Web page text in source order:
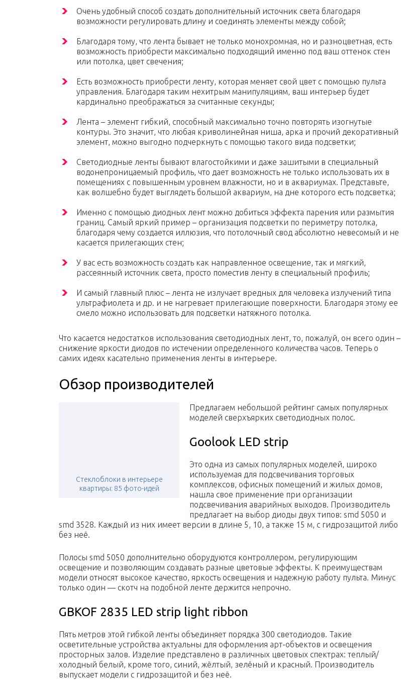
Очень удобный способ создать дополнительный источник света благодаря
возможности регулировать длину и соединять элементы между собой;
Благодаря тому, что лента бывает не только монохромная, но и разноцветная, есть
возможность приобрести максимально подходящий именно под ваш оттенок стен
или потолка, цвет свечения;
Есть возможность приобрести ленту, которая меняет свой цвет с помощью пульта
управления. Благодаря таким нехитрым манипуляциям, ваш интерьер будет
кардинально преображаться за считанные секунды;
Лента – элемент гибкий, способный максимально точно повторять изогнутые
контуры. Это значит, что любая криволинейная ниша, арка и прочий декоративный
элемент, можно выгодно подчеркнуть с помощью такого вида подсветки;
Светодиодные ленты бывают влагостойкими и даже зашитыми в специальный
водонепроницаемый профиль, что дает возможность не только использовать их в
помещениях с повышенным уровнем влажности, но и в аквариумах. Представьте,
как волшебно будет выглядеть большой аквариум, на дне которого есть подсветка;
Именно с помощью диодных лент можно добиться эффекта парения или размытия
границ. Самый яркий пример – организация подсветки по периметру потолка,
благодаря чему создается иллюзия, что потолочный свод абсолютно невесомый и не
касается прилегающих стен;
У вас есть возможность создать как направленное освещение, так и мягкий,
рассеянный источник света, просто поместив ленту в специальный профиль;
И самый главный плюс – лента не излучает вредных для человека излучений типа
ультрафиолета и др. и не нагревает прилегающие поверхности. Благодаря этому ее
смело можно использовать для подсветки натяжного потолка.
Что касается недостатков использования светодиодных лент, то, пожалуй, он всего один –
снижение яркости диодов по истечении определенного количества часов. Теперь о
самих идеях касательно применения ленты в интерьере.
Обзор производителей
Стеклоблоки в интерьере
квартиры: 85 фото-идей
Предлагаем небольшой рейтинг самых популярных
моделей сверхъярких светодиодных полос.
Goolook LED strip
Это одна из самых популярных моделей, широко
используемая для подсвечивания торговых
комплексов, офисных помещений и жилых домов,
нашла свое применение при организации
подсвечивания аварийных выходов. Производитель
предлагает на выбор диоды двух типов: smd 5050 и
smd 3528. Каждый из них имеет версии в длине 5, 10, а также 15 м, с гидрозащитой либо
без неё.
Полосы smd 5050 дополнительно оборудуются контроллером, регулирующим
освещение и позволяющим создавать разные цветовые эффекты. К преимуществам
модели относят высокое качество, яркость освещения и надежную работу пульта. Минус
только один — скотч на подобной ленте держится непрочно.
GBKOF 2835 LED strip light ribbon
Пять метров этой гибкой ленты объединяет порядка 300 светодиодов. Такие
осветительные устройства актуальны для оформления арт-объектов и освещения
просторных залов. Изделие представлено в различных цветовых спектрах: теплый/
холодный белый, кроме того, синий, жёлтый, зелёный и красный. Производитель
выпускает модели с гидрозащитой и без неё.